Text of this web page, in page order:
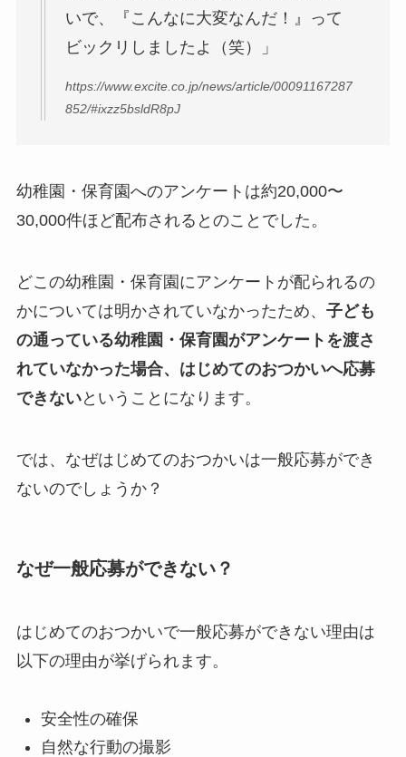
いで、『こんなに大変なんだ！』って
ビックリしましたよ（笑）」
https://www.excite.co.jp/news/article/00091167287
852/#ixzz5bsldR8pJ
幼稚園・保育園へのアンケートは約20,000〜
30,000件ほど配布されるとのことでした。
どこの幼稚園・保育園にアンケートが配られるの
かについては明かされていなかったため、 子ども
の通っている幼稚園・保育園がアンケートを渡さ
れていなかった場合、はじめてのおつかいへ応募
できないということになります。
では、なぜはじめてのおつかいは一般応募ができ
ないのでしょうか？
なぜ一般応募ができない？
はじめてのおつかいで一般応募ができない理由は
以下の理由が挙げられます。
安全性の確保
自然な行動の撮影